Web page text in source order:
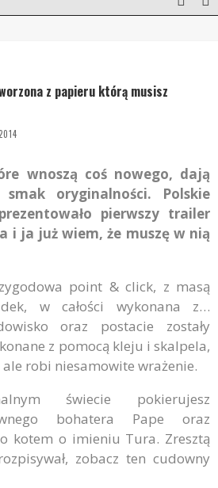
z papieru którą musisz
wnoszą coś nowego, dają
oryginalności. Polskie
pierwszy trailer
i ja już wiem, że muszę w nią
point & click, z masą
w całości wykonana z…
oraz postacie zostały
z pomocą kleju i skalpela,
ale robi niesamowite wrażenie.
świecie pokierujesz
bohatera Pape oraz
kotem o imieniu Tura. Zresztą
zobacz ten cudowny